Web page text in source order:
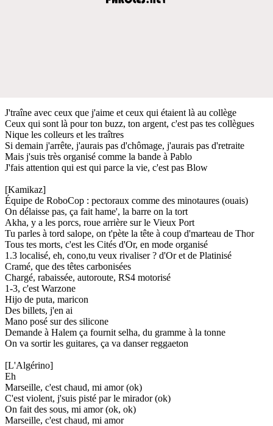
J'traîne avec ceux que j'aime et ceux qui étaient là au collège
Ceux qui sont là pour ton buzz, ton argent, c'est pas tes collègues
Nique les colleurs et les traîtres
Si demain j'arrête, j'aurais pas d'chômage, j'aurais pas d'retraite
Mais j'suis très organisé comme la bande à Pablo
J'fais attention qui est qui parce la vie, c'est pas Blow
[Kamikaz]
Équipe de RoboCop : pectoraux comme des minotaures (ouais)
On délaisse pas, ça fait hame', la barre on la tort
Akha, y a les porcs, roue arrière sur le Vieux Port
Tu parles à tord salope, on t'pète la tête à coup d'marteau de Thor
Tous tes morts, c'est les Cités d'Or, en mode organisé
1.3 localisé, eh, cono,tu veux rivaliser ? d'Or et de Platinisé
Cramé, que des têtes carbonisées
Chargé, rabaissée, autoroute, RS4 motorisé
1-3, c'est Warzone
Hijo de puta, maricon
Des billets, j'en ai
Mano posé sur des silicone
Demande à Halem ça fournit selha, du gramme à la tonne
On va sortir les guitares, ça va danser reggaeton
[L'Algérino]
Eh
Marseille, c'est chaud, mi amor (ok)
C'est violent, j'suis pisté par le mirador (ok)
On fait des sous, mi amor (ok, ok)
Marseille, c'est chaud, mi amor